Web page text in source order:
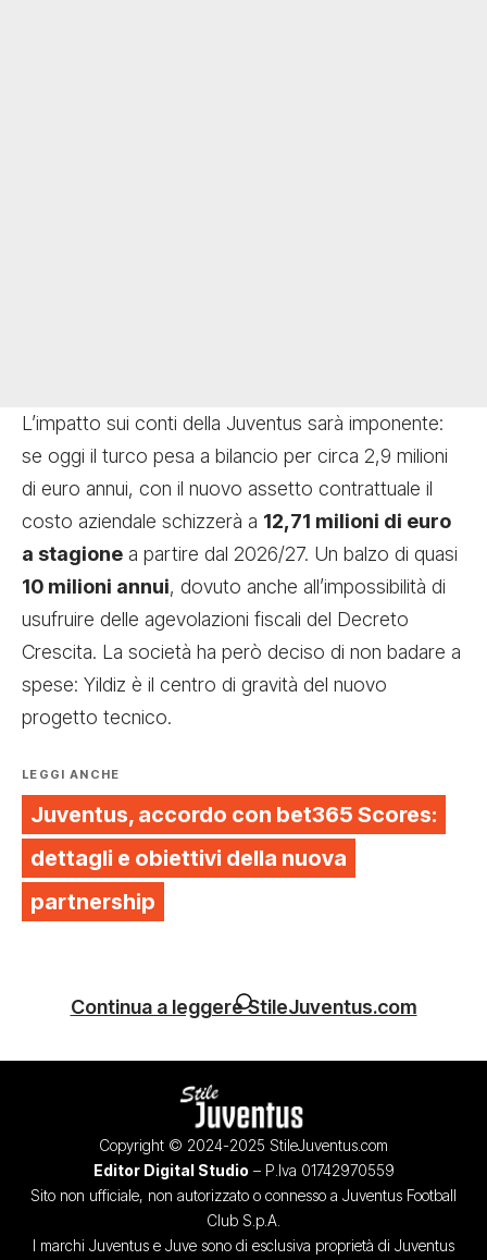
L’impatto sui conti della Juventus sarà imponente:
se oggi il turco pesa a bilancio per circa 2,9 milioni
di euro annui, con il nuovo assetto contrattuale il
costo aziendale schizzerà a 12,71 milioni di euro
a stagione a partire dal 2026/27. Un balzo di quasi
10 milioni annui, dovuto anche all’impossibilità di
usufruire delle agevolazioni fiscali del Decreto
Crescita. La società ha però deciso di non badare a
spese: Yildiz è il centro di gravità del nuovo
progetto tecnico.
LEGGI ANCHE
Juventus, accordo con bet365 Scores:
dettagli e obiettivi della nuova
partnership
Continua a leggere StileJuventus.com
Copyright © 2024-2025 StileJuventus.com
Editor Digital Studio – P.Iva 01742970559
Sito non ufficiale, non autorizzato o connesso a Juventus Football
Club S.p.A.
I marchi Juventus e Juve sono di esclusiva proprietà di Juventus